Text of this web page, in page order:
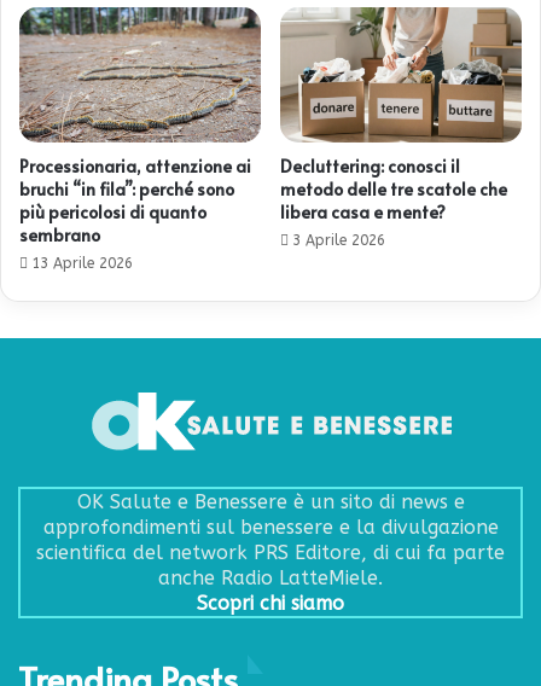
Processionaria, attenzione ai
bruchi “in fila”: perché sono
più pericolosi di quanto
sembrano
13 Aprile 2026
Decluttering: conosci il
metodo delle tre scatole che
libera casa e mente?
3 Aprile 2026
OK Salute e Benessere è un sito di news e
approfondimenti sul benessere e la divulgazione
scientifica del network PRS Editore, di cui fa parte
anche Radio LatteMiele.
Scopri chi siamo